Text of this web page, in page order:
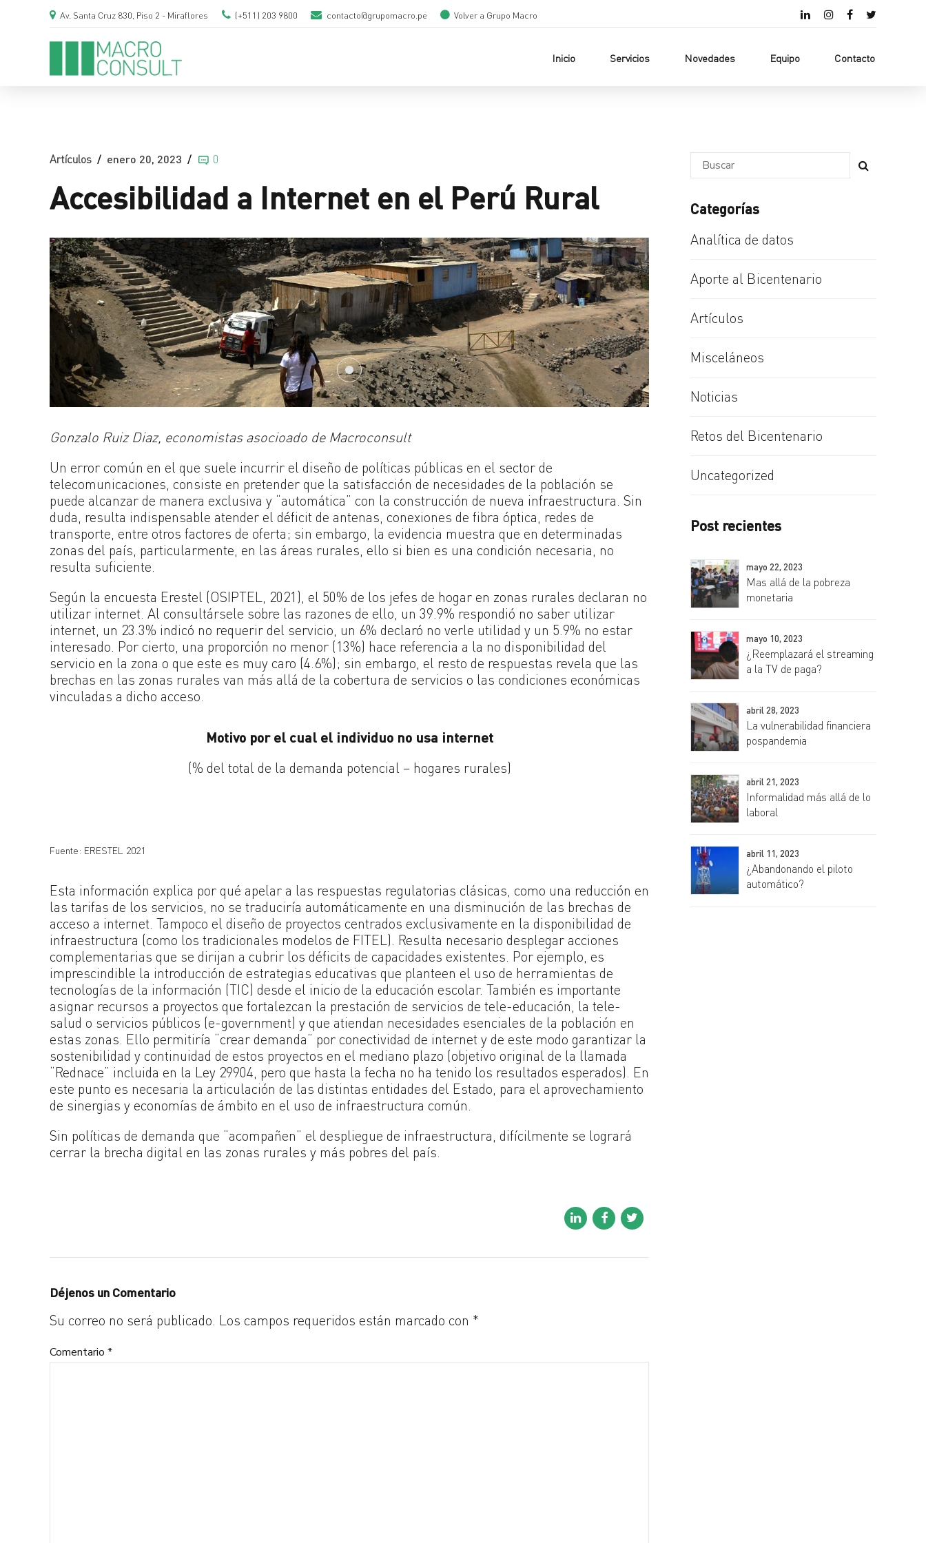
Av. Santa Cruz 830, Piso 2 - Miraflores (+511) 203 9800 contacto@grupomacro.pe Volver a Grupo Macro
Inicio Servicios Novedades Equipo Contacto
Artículos enero 20, 2023 0
Accesibilidad a Internet en el Perú Rural
Gonzalo Ruiz Diaz, economistas asocioado de Macroconsult
Un error común en el que suele incurrir el diseño de políticas públicas en el sector de
telecomunicaciones, consiste en pretender que la satisfacción de necesidades de la población se
puede alcanzar de manera exclusiva y “automática” con la construcción de nueva infraestructura. Sin
duda, resulta indispensable atender el déficit de antenas, conexiones de fibra óptica, redes de
transporte, entre otros factores de oferta; sin embargo, la evidencia muestra que en determinadas
zonas del país, particularmente, en las áreas rurales, ello si bien es una condición necesaria, no
resulta suficiente.
Según la encuesta Erestel (OSIPTEL, 2021), el 50% de los jefes de hogar en zonas rurales declaran no
utilizar internet. Al consultársele sobre las razones de ello, un 39.9% respondió no saber utilizar
internet, un 23.3% indicó no requerir del servicio, un 6% declaró no verle utilidad y un 5.9% no estar
interesado. Por cierto, una proporción no menor (13%) hace referencia a la no disponibilidad del
servicio en la zona o que este es muy caro (4.6%); sin embargo, el resto de respuestas revela que las
brechas en las zonas rurales van más allá de la cobertura de servicios o las condiciones económicas
vinculadas a dicho acceso.
Motivo por el cual el individuo no usa internet
(% del total de la demanda potencial – hogares rurales)
Fuente: ERESTEL 2021
Esta información explica por qué apelar a las respuestas regulatorias clásicas, como una reducción en
las tarifas de los servicios, no se traduciría automáticamente en una disminución de las brechas de
acceso a internet. Tampoco el diseño de proyectos centrados exclusivamente en la disponibilidad de
infraestructura (como los tradicionales modelos de FITEL). Resulta necesario desplegar acciones
complementarias que se dirijan a cubrir los déficits de capacidades existentes. Por ejemplo, es
imprescindible la introducción de estrategias educativas que planteen el uso de herramientas de
tecnologías de la información (TIC) desde el inicio de la educación escolar. También es importante
asignar recursos a proyectos que fortalezcan la prestación de servicios de tele-educación, la tele-
salud o servicios públicos (e-government) y que atiendan necesidades esenciales de la población en
estas zonas. Ello permitiría “crear demanda” por conectividad de internet y de este modo garantizar la
sostenibilidad y continuidad de estos proyectos en el mediano plazo (objetivo original de la llamada
“Rednace” incluida en la Ley 29904, pero que hasta la fecha no ha tenido los resultados esperados). En
este punto es necesaria la articulación de las distintas entidades del Estado, para el aprovechamiento
de sinergias y economías de ámbito en el uso de infraestructura común.
Sin políticas de demanda que “acompañen” el despliegue de infraestructura, difícilmente se logrará
cerrar la brecha digital en las zonas rurales y más pobres del país.
Déjenos un Comentario
Su correo no será publicado. Los campos requeridos están marcado con *
Comentario *
Categorías
Analítica de datos
Aporte al Bicentenario
Artículos
Misceláneos
Noticias
Retos del Bicentenario
Uncategorized
Post recientes
mayo 22, 2023
Mas allá de la pobreza
monetaria
mayo 10, 2023
¿Reemplazará el streaming
a la TV de paga?
abril 28, 2023
La vulnerabilidad financiera
pospandemia
abril 21, 2023
Informalidad más allá de lo
laboral
abril 11, 2023
¿Abandonando el piloto
automático?